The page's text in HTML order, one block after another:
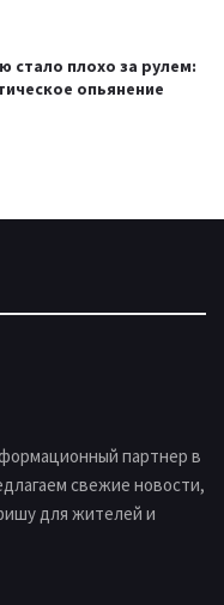
стало плохо за рулем:
опьянение
партнер в
свежие новости,
для жителей и